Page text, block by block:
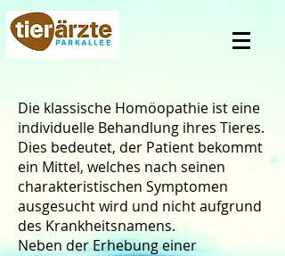
Die klassische Homöopathie ist eine
individuelle Behandlung ihres Tieres.
Dies bedeutet, der Patient bekommt
ein Mittel, welches nach seinen
charakteristischen Symptomen
ausgesucht wird und nicht aufgrund
des Krankheitsnamens.
Neben der Erhebung einer